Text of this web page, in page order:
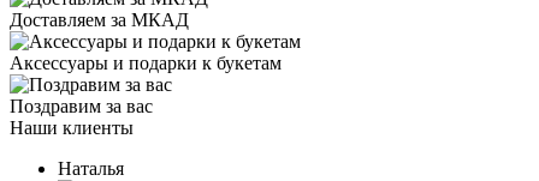
Доставляем за МКАД
Аксессуары и подарки к букетам
Поздравим за вас
Наши клиенты
Наталья